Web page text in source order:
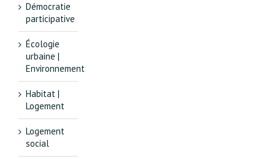
Démocratie
participative
Écologie
urbaine |
Environnement
Habitat |
Logement
Logement
social